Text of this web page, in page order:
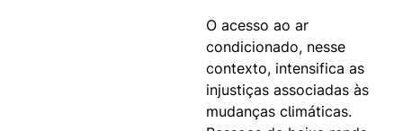
O acesso ao ar
condicionado, nesse
contexto, intensifica as
injustiças associadas às
mudanças climáticas.